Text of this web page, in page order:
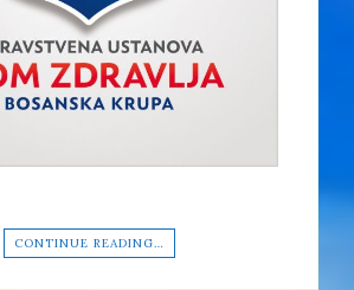
CONTINUE READING…